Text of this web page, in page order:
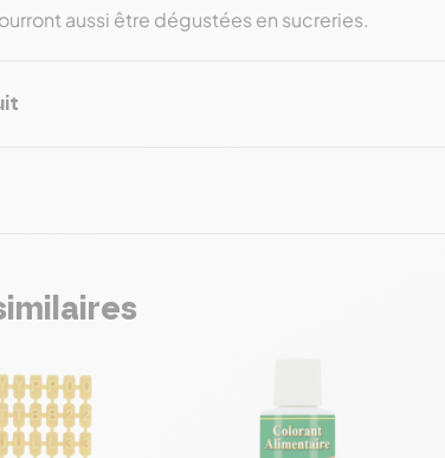
aussi être dégustées en sucreries.